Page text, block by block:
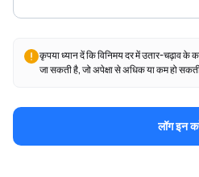
कृपया ध्यान दें कि विनिमय दर में उतार-चढ़ाव
जा सकती है, जो अपेक्षा से अधिक या कम हो
लॉग इन